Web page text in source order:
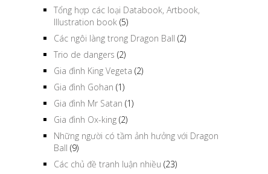
Tổng hợp các loại Databook, Artbook,
Illustration book (5)
Các ngôi làng trong Dragon Ball (2)
Trio de dangers (2)
Gia đình King Vegeta (2)
Gia đình Gohan (1)
Gia đình Mr Satan (1)
Gia đình Ox-king (2)
Những người có tầm ảnh hưởng với Dragon
Ball (9)
Các chủ đề tranh luận nhiều (23)